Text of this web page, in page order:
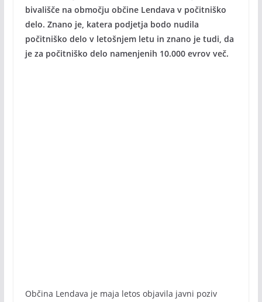
bivališče na območju občine Lendava v počitniško
delo. Znano je, katera podjetja bodo nudila
počitniško delo v letošnjem letu in znano je tudi, da
je za počitniško delo namenjenih 10.000 evrov več.
Občina Lendava je maja letos objavila javni poziv